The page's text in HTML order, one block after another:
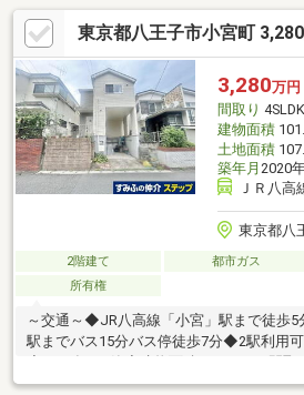
明るい空間です ・リフォーム済みのお部
学が可能です【資料請求】【見学予約】結
軽にお電話ください！TEL042-510-9183
東京都八王子市小宮町
3,280万円
間取り 4SLDK
建物面積
土地面積
築年月 2020
ＪＲ八高
東京都八
2階建て 都市ガス
所有権
～交通～◆JR八高線「小宮」駅まで徒歩5
駅までバス15分バス停徒歩7分◆2駅利用
内に駅、スーパー、コンビニ、公園あり